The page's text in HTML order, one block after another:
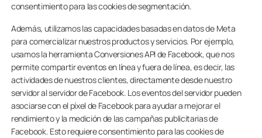
consentimiento para las cookies de segmentación.
Además, utilizamos las capacidades basadas en datos de Meta
para comercializar nuestros productos y servicios. Por ejemplo,
usamos la herramienta Conversiones API de Facebook, que nos
permite compartir eventos en línea y fuera de línea, es decir, las
actividades de nuestros clientes, directamente desde nuestro
servidor al servidor de Facebook. Los eventos del servidor pueden
asociarse con el píxel de Facebook para ayudar a mejorar el
rendimiento y la medición de las campañas publicitarias de
Facebook. Esto requiere consentimiento para las cookies de